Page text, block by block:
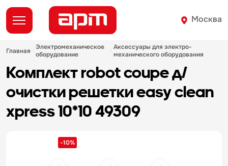
Москва
главная
электромеханическое
оборудование
аксессуары для электро-
механического оборудования
комплект robot coupe д/
очистки решетки easy clean
xpress 10*10 49309
-10%